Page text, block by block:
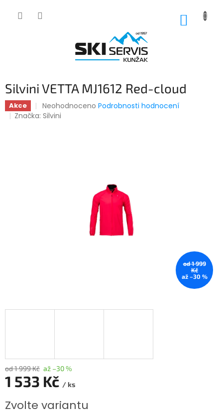
Silvini VETTA MJ1612 Red-cloud
Akce
Průměrné
hodnocení
Neohodnoceno Podrobnosti hodnocení
Značka:Silvini
od 1 999
Kč
až –30 %
od 1 999 Kč až –30 %
1 533 Kč / ks
cena:
Zvolte variantu